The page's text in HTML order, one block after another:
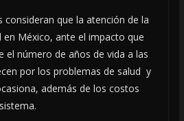
consideran que la atención de la
en México, ante el impacto que
el número de años de vida a las
por los problemas de salud y
además de los costos